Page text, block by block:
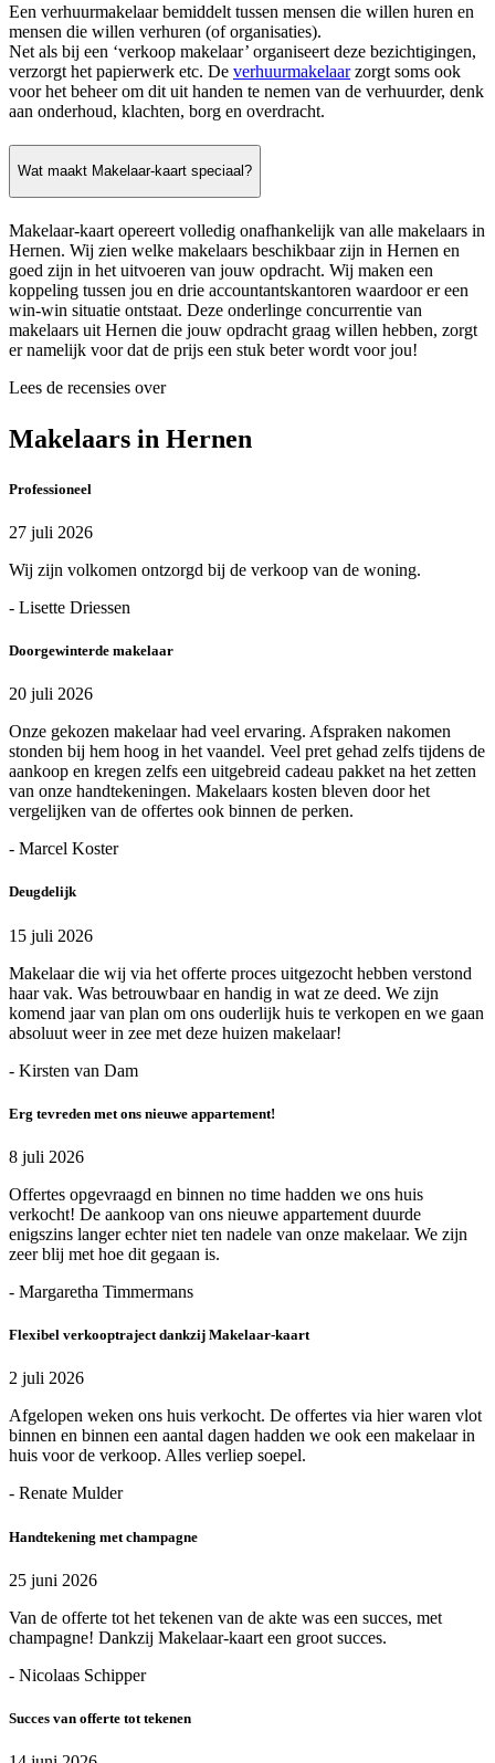
Een verhuurmakelaar bemiddelt tussen mensen die willen huren en
mensen die willen verhuren (of organisaties).
Net als bij een ‘verkoop makelaar’ organiseert deze bezichtigingen,
verzorgt het papierwerk etc. De verhuurmakelaarzorgt soms ook
voor het beheer om dit uit handen te nemen van de verhuurder, denk
aan onderhoud, klachten, borg en overdracht.
Wat maakt Makelaar-kaart speciaal?
Makelaar-kaart opereert volledig onafhankelijk van alle makelaars in
Hernen. Wij zien welke makelaars beschikbaar zijn in Hernen en
goed zijn in het uitvoeren van jouw opdracht. Wij maken een
koppeling tussen jou en drie accountantskantoren waardoor er een
win-win situatie ontstaat. Deze onderlinge concurrentie van
makelaars uit Hernen die jouw opdracht graag willen hebben, zorgt
er namelijk voor dat de prijs een stuk beter wordt voor jou!
Lees de recensies over
Makelaars in Hernen
Professioneel
27 juli 2026
Wij zijn volkomen ontzorgd bij de verkoop van de woning.
- Lisette Driessen
Doorgewinterde makelaar
20 juli 2026
Onze gekozen makelaar had veel ervaring. Afspraken nakomen
stonden bij hem hoog in het vaandel. Veel pret gehad zelfs tijdens de
aankoop en kregen zelfs een uitgebreid cadeau pakket na het zetten
van onze handtekeningen. Makelaars kosten bleven door het
vergelijken van de offertes ook binnen de perken.
- Marcel Koster
Deugdelijk
15 juli 2026
Makelaar die wij via het offerte proces uitgezocht hebben verstond
haar vak. Was betrouwbaar en handig in wat ze deed. We zijn
komend jaar van plan om ons ouderlijk huis te verkopen en we gaan
absoluut weer in zee met deze huizen makelaar!
- Kirsten van Dam
Erg tevreden met ons nieuwe appartement!
8 juli 2026
Offertes opgevraagd en binnen no time hadden we ons huis
verkocht! De aankoop van ons nieuwe appartement duurde
enigszins langer echter niet ten nadele van onze makelaar. We zijn
zeer blij met hoe dit gegaan is.
- Margaretha Timmermans
Flexibel verkooptraject dankzij Makelaar-kaart
2 juli 2026
Afgelopen weken ons huis verkocht. De offertes via hier waren vlot
binnen en binnen een aantal dagen hadden we ook een makelaar in
huis voor de verkoop. Alles verliep soepel.
- Renate Mulder
Handtekening met champagne
25 juni 2026
Van de offerte tot het tekenen van de akte was een succes, met
champagne! Dankzij Makelaar-kaart een groot succes.
- Nicolaas Schipper
Succes van offerte tot tekenen